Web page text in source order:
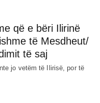
që e bëri Ilirinë
të Mesdheut/
të saj
jo vetëm të Ilirisë, por të